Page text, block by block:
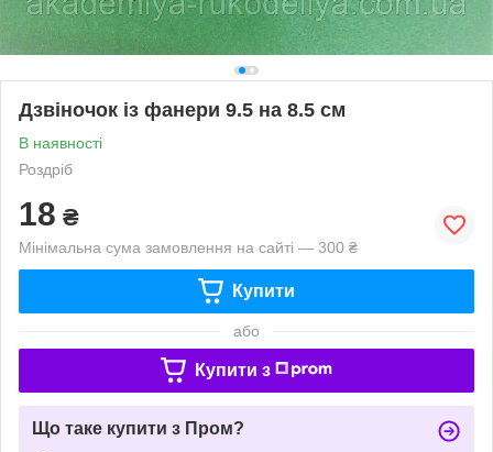
Дзвіночок із фанери 9.5 на 8.5 см
В наявності
Роздріб
18 ₴
Мінімальна сума замовлення на сайті — 300 ₴
Купити
або
Купити з
Що таке купити з Пром?